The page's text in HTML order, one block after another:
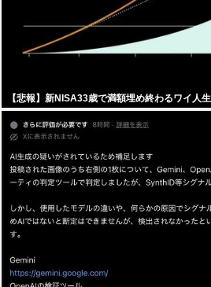
【悲報】新NISA33歳で満額埋め終わるワイ人